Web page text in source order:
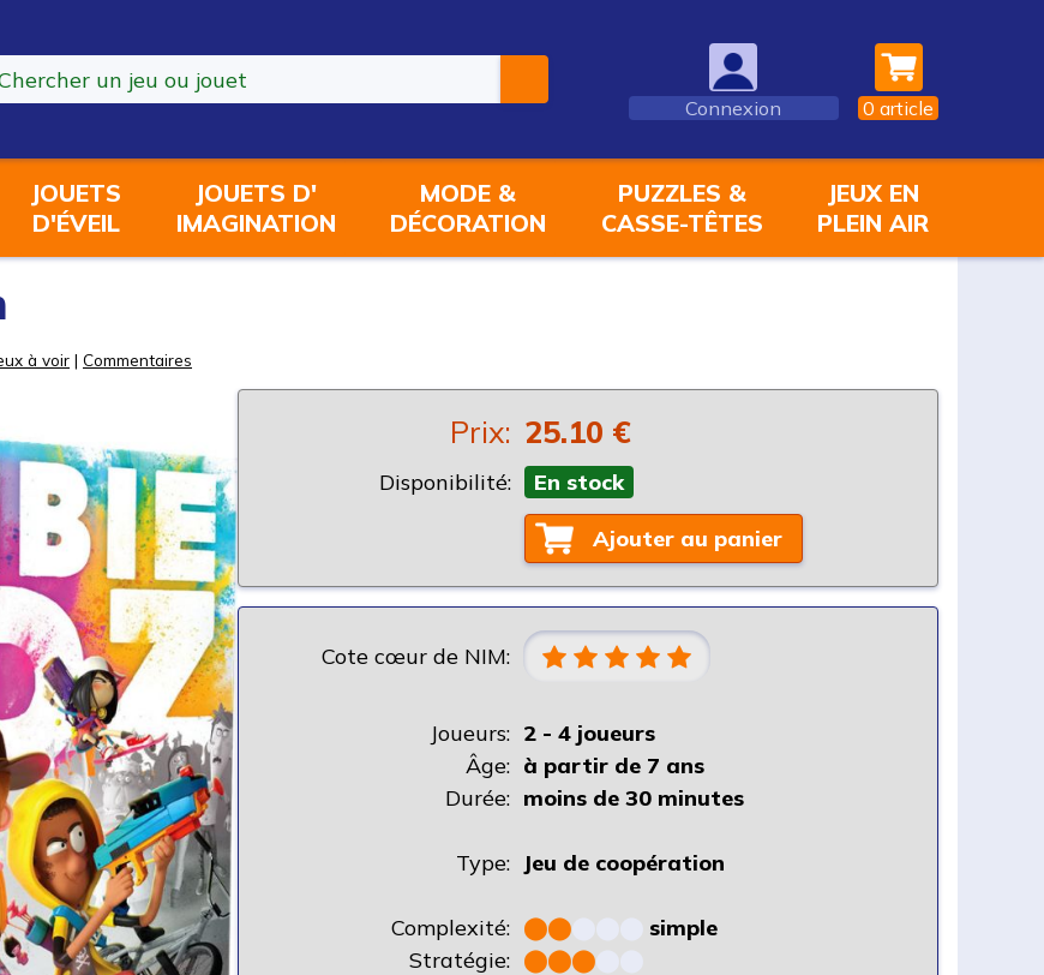
Connexion 0 article
JOUETS
D'ÉVEIL
JOUETS D'
IMAGINATION
MODE &
DÉCORATION
PUZZLES &
CASSE-TÊTES
JEUX EN
PLEIN AIR
à voir | Commentaires
Prix: 25.10 €
Disponibilité: En stock
Ajouter au panier
Cote cœur de NIM:
Joueurs: 2 - 4 joueurs
Âge: à partir de 7 ans
Durée: moins de 30 minutes
Type: Jeu de coopération
Complexité: ⬤⬤
simple
Stratégie: ⬤⬤⬤